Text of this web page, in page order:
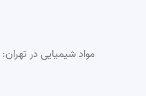
مواد شیمیایی در تهران: